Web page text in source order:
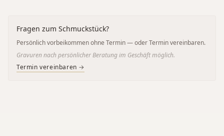
Fragen zum Schmuckstück?
Persönlich vorbeikommen ohne Termin — oder Termin vereinbaren.
Gravuren nach persönlicher Beratung im Geschäft möglich.
Termin vereinbaren →